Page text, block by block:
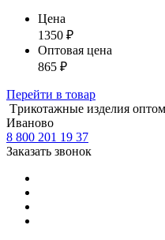
Цена
1350 ₽
Оптовая цена
865 ₽
Перейти в товар
Tрикотажные изделия
Иваново
8 800 201 19 37
Заказать звонок